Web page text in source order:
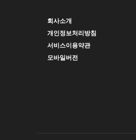
회사소개
개인정보처리방침
서비스이용약관
모바일버전